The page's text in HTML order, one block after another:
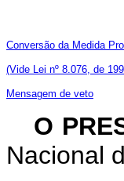
Conversão da Medida
(Vide Lei nº 8.076, de
Mensagem de veto
O
Nacional